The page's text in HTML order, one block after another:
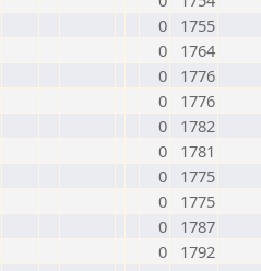
0
1755
0
1764
0
1776
0
1776
0
1782
0
1781
0
1775
0
1775
0
1787
0
1792